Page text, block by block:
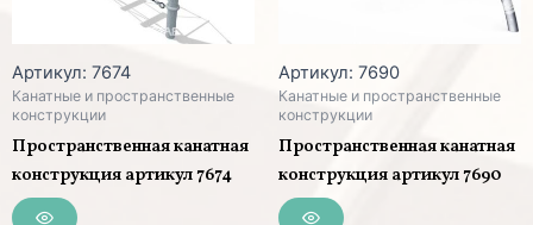
Артикул: 7674
Канатные и пространственные
конструкции
Пространственная канатная
конструкция артикул 7674
Артикул: 7690
Канатные и пространственные
конструкции
Пространственная канатная
конструкция артикул 7690